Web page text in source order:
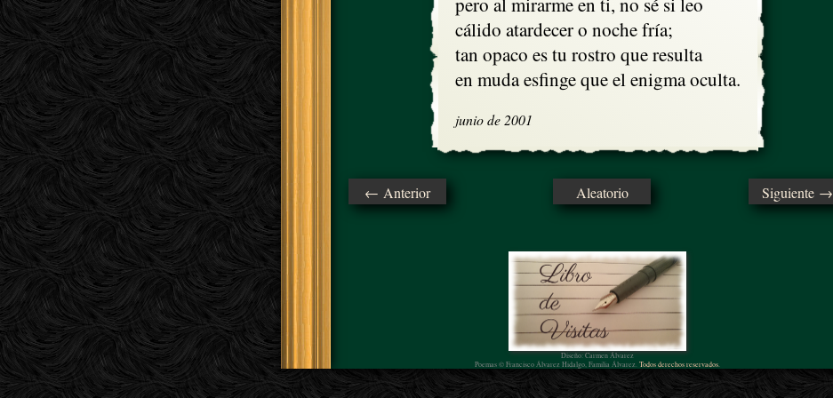
cálido atardecer o noche fría;
tan opaco es tu rostro que resulta
en muda esfinge que el enigma oculta.
junio de 2001
← Anterior Aleatorio Siguiente →
Diseño: Carmen Álvarez
Poemas © Francisco Álvarez Hidalgo, Familia Álvarez. Todos derechos reservados.